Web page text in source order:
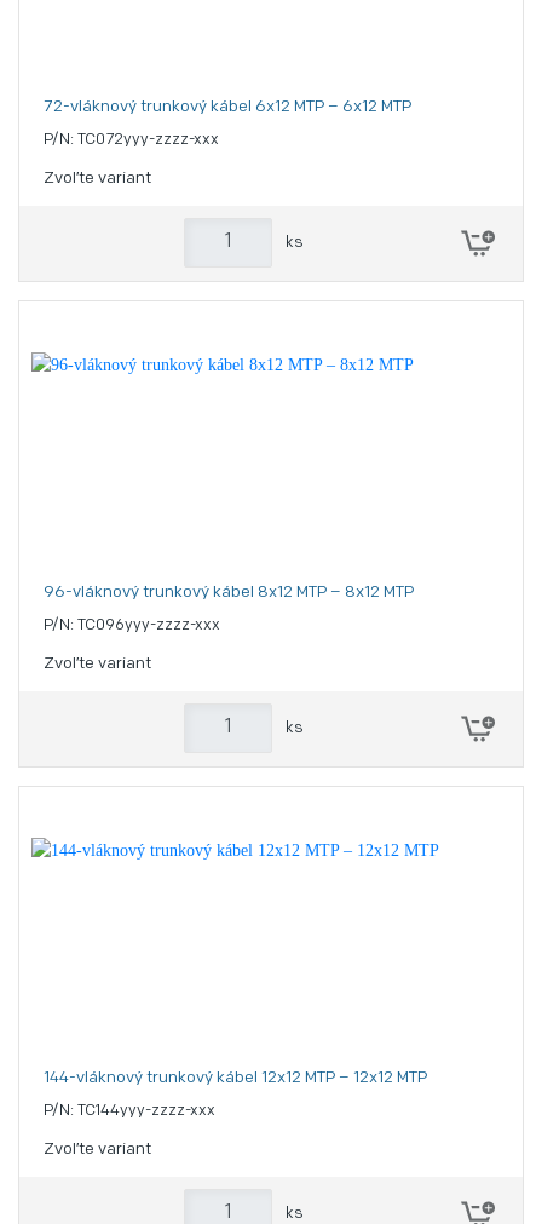
72-vláknový trunkový kábel 6x12 MTP – 6x12 MTP
P/N: TC072yyy-zzzz-xxx
Zvoľte variant
ks
96-vláknový trunkový kábel 8x12 MTP – 8x12 MTP
P/N: TC096yyy-zzzz-xxx
Zvoľte variant
ks
144-vláknový trunkový kábel 12x12 MTP – 12x12 MTP
P/N: TC144yyy-zzzz-xxx
Zvoľte variant
ks